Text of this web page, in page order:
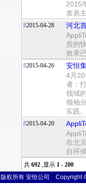
2015
发表
82015-04-28
河北
质的
效果
82015-04-26
安恒
4月
者：
领域
领袖
实践
82015-04-20
在北
自环
共 692 ,显示 1 - 200
版权所有 安恒公司 Copyright